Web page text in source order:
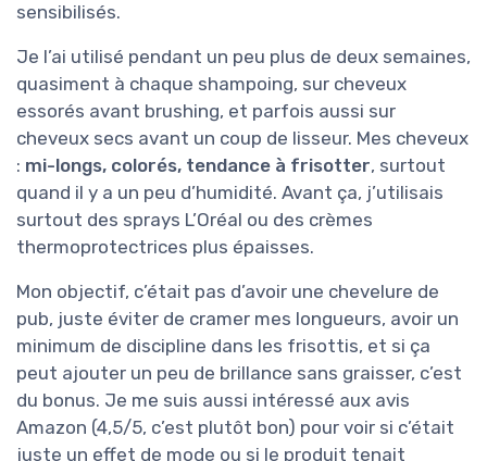
sensibilisés.
Je l’ai utilisé pendant un peu plus de deux semaines,
quasiment à chaque shampoing, sur cheveux
essorés avant brushing, et parfois aussi sur
cheveux secs avant un coup de lisseur. Mes cheveux
: mi-longs, colorés, tendance à frisotter, surtout
quand il y a un peu d’humidité. Avant ça, j’utilisais
surtout des sprays L’Oréal ou des crèmes
thermoprotectrices plus épaisses.
Mon objectif, c’était pas d’avoir une chevelure de
pub, juste éviter de cramer mes longueurs, avoir un
minimum de discipline dans les frisottis, et si ça
peut ajouter un peu de brillance sans graisser, c’est
du bonus. Je me suis aussi intéressé aux avis
Amazon (4,5/5, c’est plutôt bon) pour voir si c’était
juste un effet de mode ou si le produit tenait